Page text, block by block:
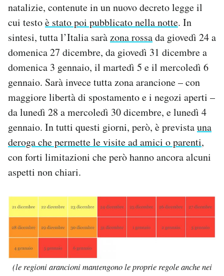
AREA PERSONALE
Area Personale
Newsletter
Notifiche mobile
Regala il Post
Hai bisogno di aiuto?
natalizie, contenute in un nuovo decreto legge il
cui testoè stato poi pubblicato nella notte. In
sintesi, tutta l’Italia saràzona rossada giovedì 24 a
domenica 27 dicembre, da giovedì 31 dicembre a
domenica 3 gennaio, il martedì 5 e il mercoledì 6
gennaio. Sarà invece tutta zona arancione – con
maggiore libertà di spostamento e i negozi aperti –
da lunedì 28 a mercoledì 30 dicembre, e lunedì 4
gennaio. In tutti questi giorni, però, è previstauna
deroga che permette le visite ad amici o parenti,
con forti limitazioni che però hanno ancora alcuni
aspetti non chiari.
(le regioni arancioni mantengono le proprie regole anche nei